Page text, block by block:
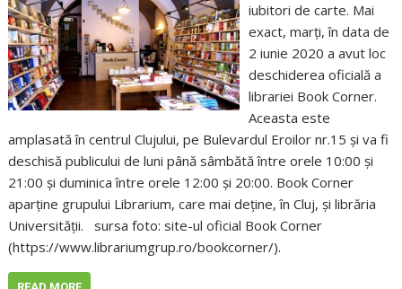
iubitori de carte. Mai
exact, marţi, în data de
2 iunie 2020 a avut loc
deschiderea oficială a
librariei Book Corner.
Aceasta este
amplasată în centrul Clujului, pe Bulevardul Eroilor nr.15 şi va fi
deschisă publicului de luni până sâmbătă între orele 10:00 şi
21:00 şi duminica între orele 12:00 şi 20:00. Book Corner
aparţine grupului Librarium, care mai deține, în Cluj, și librăria
Universității. sursa foto: site-ul oficial Book Corner
(https://www.librariumgrup.ro/bookcorner/).